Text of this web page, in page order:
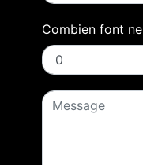
Combien font